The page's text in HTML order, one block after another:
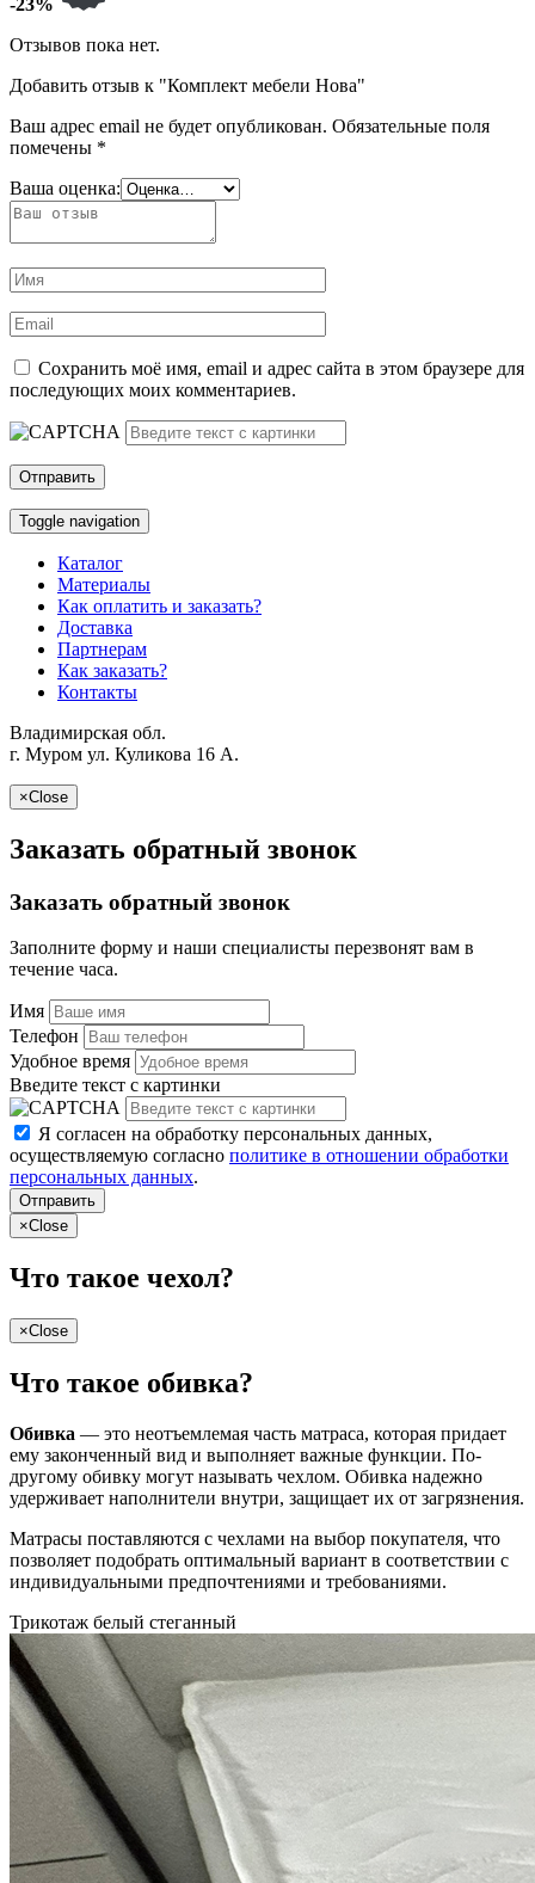
Отзывов пока нет.
Добавить отзыв к "Комплект мебели Нова"
Ваш адрес email не будет опубликован. Обязательные поля
помечены *
Ваша оценка:
Сохранить моё имя, email и адрес сайта в этом браузере для
последующих моих комментариев.
Toggle navigation
Каталог
Материалы
Как оплатить и заказать?
Доставка
Партнерам
Как заказать?
Контакты
Владимирская обл.
г. Муром ул. Куликова 16 A.
×Close
Заказать обратный звонок
Заказать обратный звонок
Заполните форму и наши специалисты перезвонят вам в
течение часа.
Имя
Телефон
Удобное время
Введите текст с картинки
Я согласен на обработку персональных данных,
осуществляемую согласно политике в отношении обработки
персональных данных.
Отправить
×Close
Что такое чехол?
×Close
Что такое обивка?
Обивка — это неотъемлемая часть матраса, которая придает
ему законченный вид и выполняет важные функции. По-
другому обивку могут называть чехлом. Обивка надежно
удерживает наполнители внутри, защищает их от загрязнения.
Матрасы поставляются с чехлами на выбор покупателя, что
позволяет подобрать оптимальный вариант в соответствии с
индивидуальными предпочтениями и требованиями.
Трикотаж белый стеганный